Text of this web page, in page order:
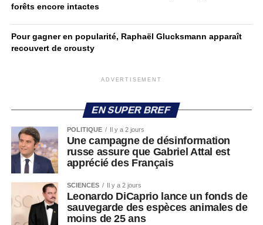
forêts encore intactes
Pour gagner en popularité, Raphaël Glucksmann apparaît
recouvert de crousty
ADVERTISEMENT
EN SUPER BREF
POLITIQUE Il y a 2 jours
Une campagne de désinformation
russe assure que Gabriel Attal est
apprécié des Français
SCIENCES Il y a 2 jours
Leonardo DiCaprio lance un fonds de
sauvegarde des espèces animales de
moins de 25 ans